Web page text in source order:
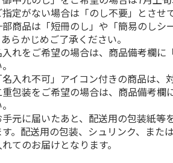
定がない場合は「のし不要」とさせ
商品は「短冊のし」や「簡易のしシ
らかじめご了承ください。
れをご希望の場合は、商品備考欄に
入れ不可」アイコン付きの商品は、
包装をご希望の場合は、商品備考欄
元に届いたあと、配送用の包装紙等
す。配送用の包装、シュリンク、また
てのお届けとなります。